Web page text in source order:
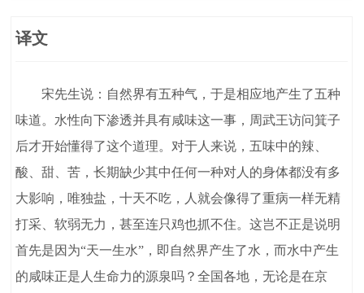
译文
宋先生说：自然界有五种气，于是相应地产生了五种
味道。水性向下渗透并具有咸味这一事，周武王访问箕子
后才开始懂得了这个道理。对于人来说，五味中的辣、
酸、甜、苦，长期缺少其中任何一种对人的身体都没有多
大影响，唯独盐，十天不吃，人就会像得了重病一样无精
打采、软弱无力，甚至连只鸡也抓不住。这岂不正是说明
首先是因为“天一生水”，即自然界产生了水，而水中产生
的咸味正是人生命力的源泉吗？全国各地，无论是在京